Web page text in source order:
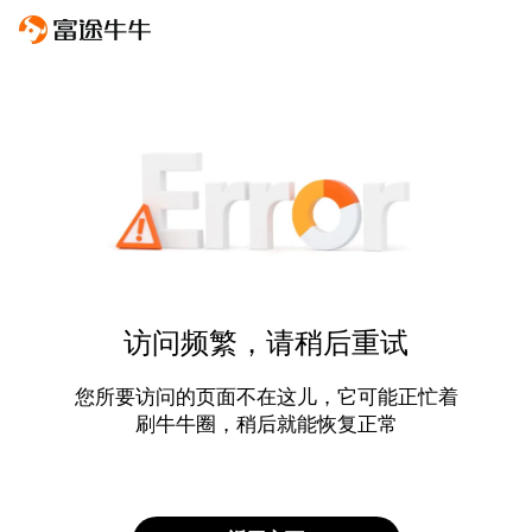
访问频繁，请稍后重试
您所要访问的页面不在这儿，它可能正忙着
刷牛牛圈，稍后就能恢复正常